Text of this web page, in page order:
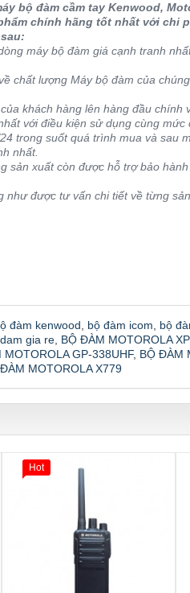
bộ đàm cầm tay Kenwood,
chính hãng tốt nhất với chi
máy bộ đàm giá cạnh tranh
chất lượng Máy bộ đàm của
khách hàng lên hàng đầu chính
với điều kiện sử dụng cùng mức
trong suốt quá trình mua và sau
nhất.
sản xuất còn được hỗ trợ bảo
như được tư vấn chi tiết về từng
đàm kenwood bộ đàm icom bộ
gia re BỘ ĐÀM MOTOROLA
MOTOROLA GP-338UHF, BỘ ĐÀM
MOTOROLA X779
Hot